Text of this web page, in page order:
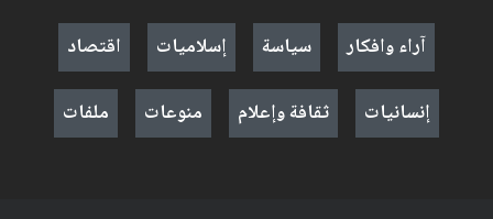
آراء وافكار
سياسة إسلاميات
اقتصاد
إنسانيات
ثقافة وإعلام منوعات ملفات